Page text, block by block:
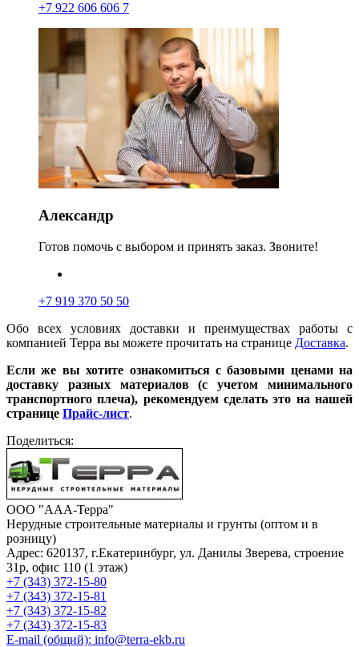
+7 922 606 606 7
Александр
Готов помочь с выбором и принять заказ. Звоните!
+7 919 370 50 50
Обо всех условиях доставки и преимуществах работы с
компанией Терра вы можете прочитать на странице Доставка.
Если же вы хотите ознакомиться с базовыми ценами на
доставку разных материалов (с учетом минимального
транспортного плеча), рекомендуем сделать это на нашей
странице Прайс-лист.
Поделиться:
ООО "ААА-Терра"
Нерудные строительные материалы и грунты (оптом и в
розницу)
Адрес: 620137, г.Екатеринбург, ул. Данилы Зверева, строение
31р, офис 110 (1 этаж)
+7 (343) 372-15-80
+7 (343) 372-15-81
+7 (343) 372-15-82
+7 (343) 372-15-83
E-mail (общий): info@terra-ekb.ru